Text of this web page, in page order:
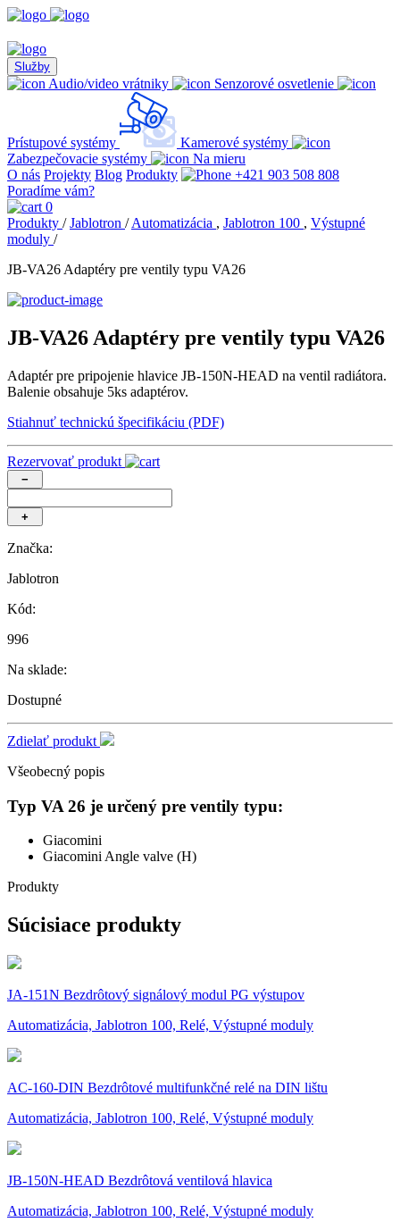
Služby
Audio/video vrátniky Senzorové osvetlenie
Prístupové systémy
Kamerové systémy
Zabezpečovacie systémy
Na mieru
O nás Projekty Blog Produkty
+421 903 508 808
Poradíme vám?
0
Produkty / Jablotron / Automatizácia , Jablotron 100 , Výstupné
moduly /
JB-VA26 Adaptéry pre ventily typu VA26
JB-VA26 Adaptéry pre ventily typu VA26
Adaptér pre pripojenie hlavice JB-150N-HEAD na ventil radiátora.
Balenie obsahuje 5ks adaptérov.
Stiahnuť technickú špecifikáciu (PDF)
Rezervovať produkt
−
+
Značka:
Jablotron
Kód:
996
Na sklade:
Dostupné
Zdielať produkt
Všeobecný popis
Typ VA 26 je určený pre ventily typu:
Giacomini
Giacomini Angle valve (H)
Produkty
Súcisiace produkty
JA-151N Bezdrôtový signálový modul PG výstupov
Automatizácia, Jablotron 100, Relé, Výstupné moduly
AC-160-DIN Bezdrôtové multifunkčné relé na DIN lištu
Automatizácia, Jablotron 100, Relé, Výstupné moduly
JB-150N-HEAD Bezdrôtová ventilová hlavica
Automatizácia, Jablotron 100, Relé, Výstupné moduly